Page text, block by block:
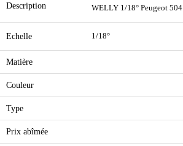
Description WELLY 1/18° Peugeot 504
Echelle 1/18°
Matière
Couleur
Type
Prix abîmée